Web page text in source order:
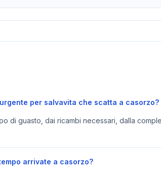
per salvavita che scatta a casorzo?
di guasto, dai ricambi necessari, dalla
arrivate a casorzo?